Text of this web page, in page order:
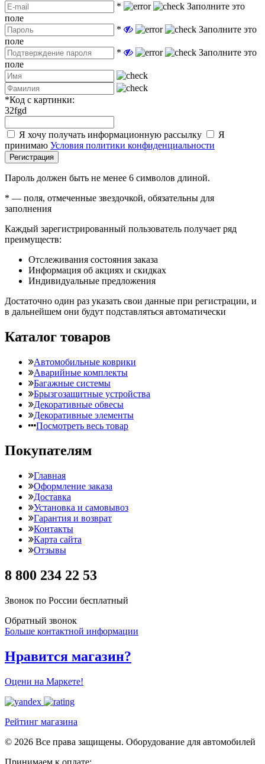
*
Заполните это
поле
*
Заполните это
поле
*
Заполните это
поле
*Код с картинки:
32fgd
Я хочу получать информационную рассылку
Я
принимаю Условия политики конфиденциальности
Регистрация
Пароль должен быть не менее 6 символов длиной.
* — поля, отмеченные звездочкой, обязательны для
заполнения
Каждый зарегистрированный пользователь получает ряд
преимуществ:
Отслеживания состояния заказа
Информация об акциях и скидках
Индивидуальные предложения
Достаточно один раз указать свои данные при регистрации, и
в дальнейшем они будут подставляться автоматически
Каталог товаров
Автомобильные коврики
Аварийные комплекты
Багажные системы
Брызгозащитные устройства
Декоративные обвесы
Декоративные элементы
Посмотреть весь товар
Покупателям
Главная
Оформление заказа
Доставка
Установка и самовывоз
Гарантия и возврат
Контакты
Карта сайта
Отзывы
8 800 234 22 53
Звонок по России бесплатный
Обратный звонок
Больше контактной информации
Нравится магазин?
Оцени на Маркете!
Рейтинг магазина
© 2026 Все права защищены. Оборудование для автомобилей
Принимаем к оплате: